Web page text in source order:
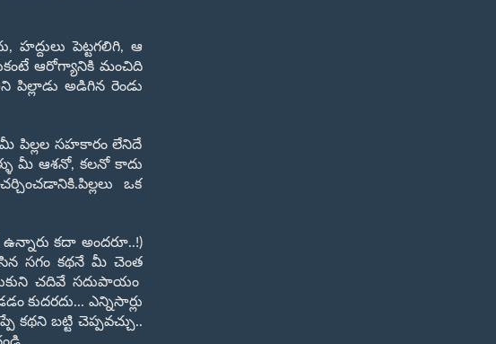
హద్దులు పెట్టగలిగి, ఆ
ఆరోగ్యానికి మంచిది
పిల్లాడు అడిగిన రెండు
పిల్లల సహకారం లేనిదే
మీ ఆశనో, కలనో కాదు
ఒక
కదా అందరూ..!)
సగం కథనే మీ చెంత
చదివే సదుపాయం
కుదరదు... ఎన్నిసార్లు
కథని బట్టి చెప్పవచ్చు..